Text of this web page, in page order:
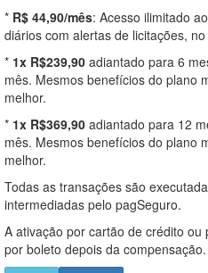
* R$ 44,90/mês: Acesso ilimitado
diários com alertas de licitações,
* 1x R$239,90 adiantado para 6
mês. Mesmos benefícios do plano
melhor.
* 1x R$369,90 adiantado para 12
mês. Mesmos benefícios do plano
melhor.
Todas as transações são
intermediadas pelo pagSeguro.
A ativação por cartão de crédito
por boleto depois da compensação.